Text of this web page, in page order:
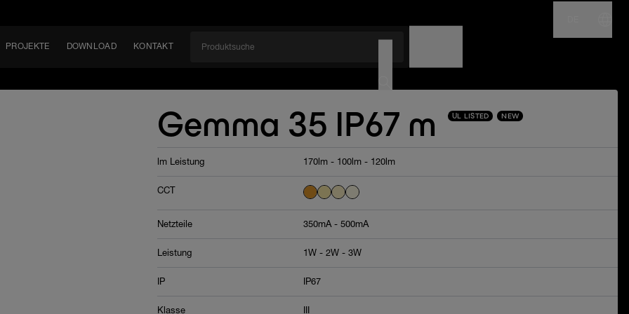
PROJEKTE DOWNLOAD KONTAKT
NAME
Gemma 35 IP67 m UL LISTED NEW
lm Leistung 170lm - 100lm - 120lm
CCT
Netzteile 350mA - 500mA
Leistung 1W - 2W - 3W
IP IP67
Klasse